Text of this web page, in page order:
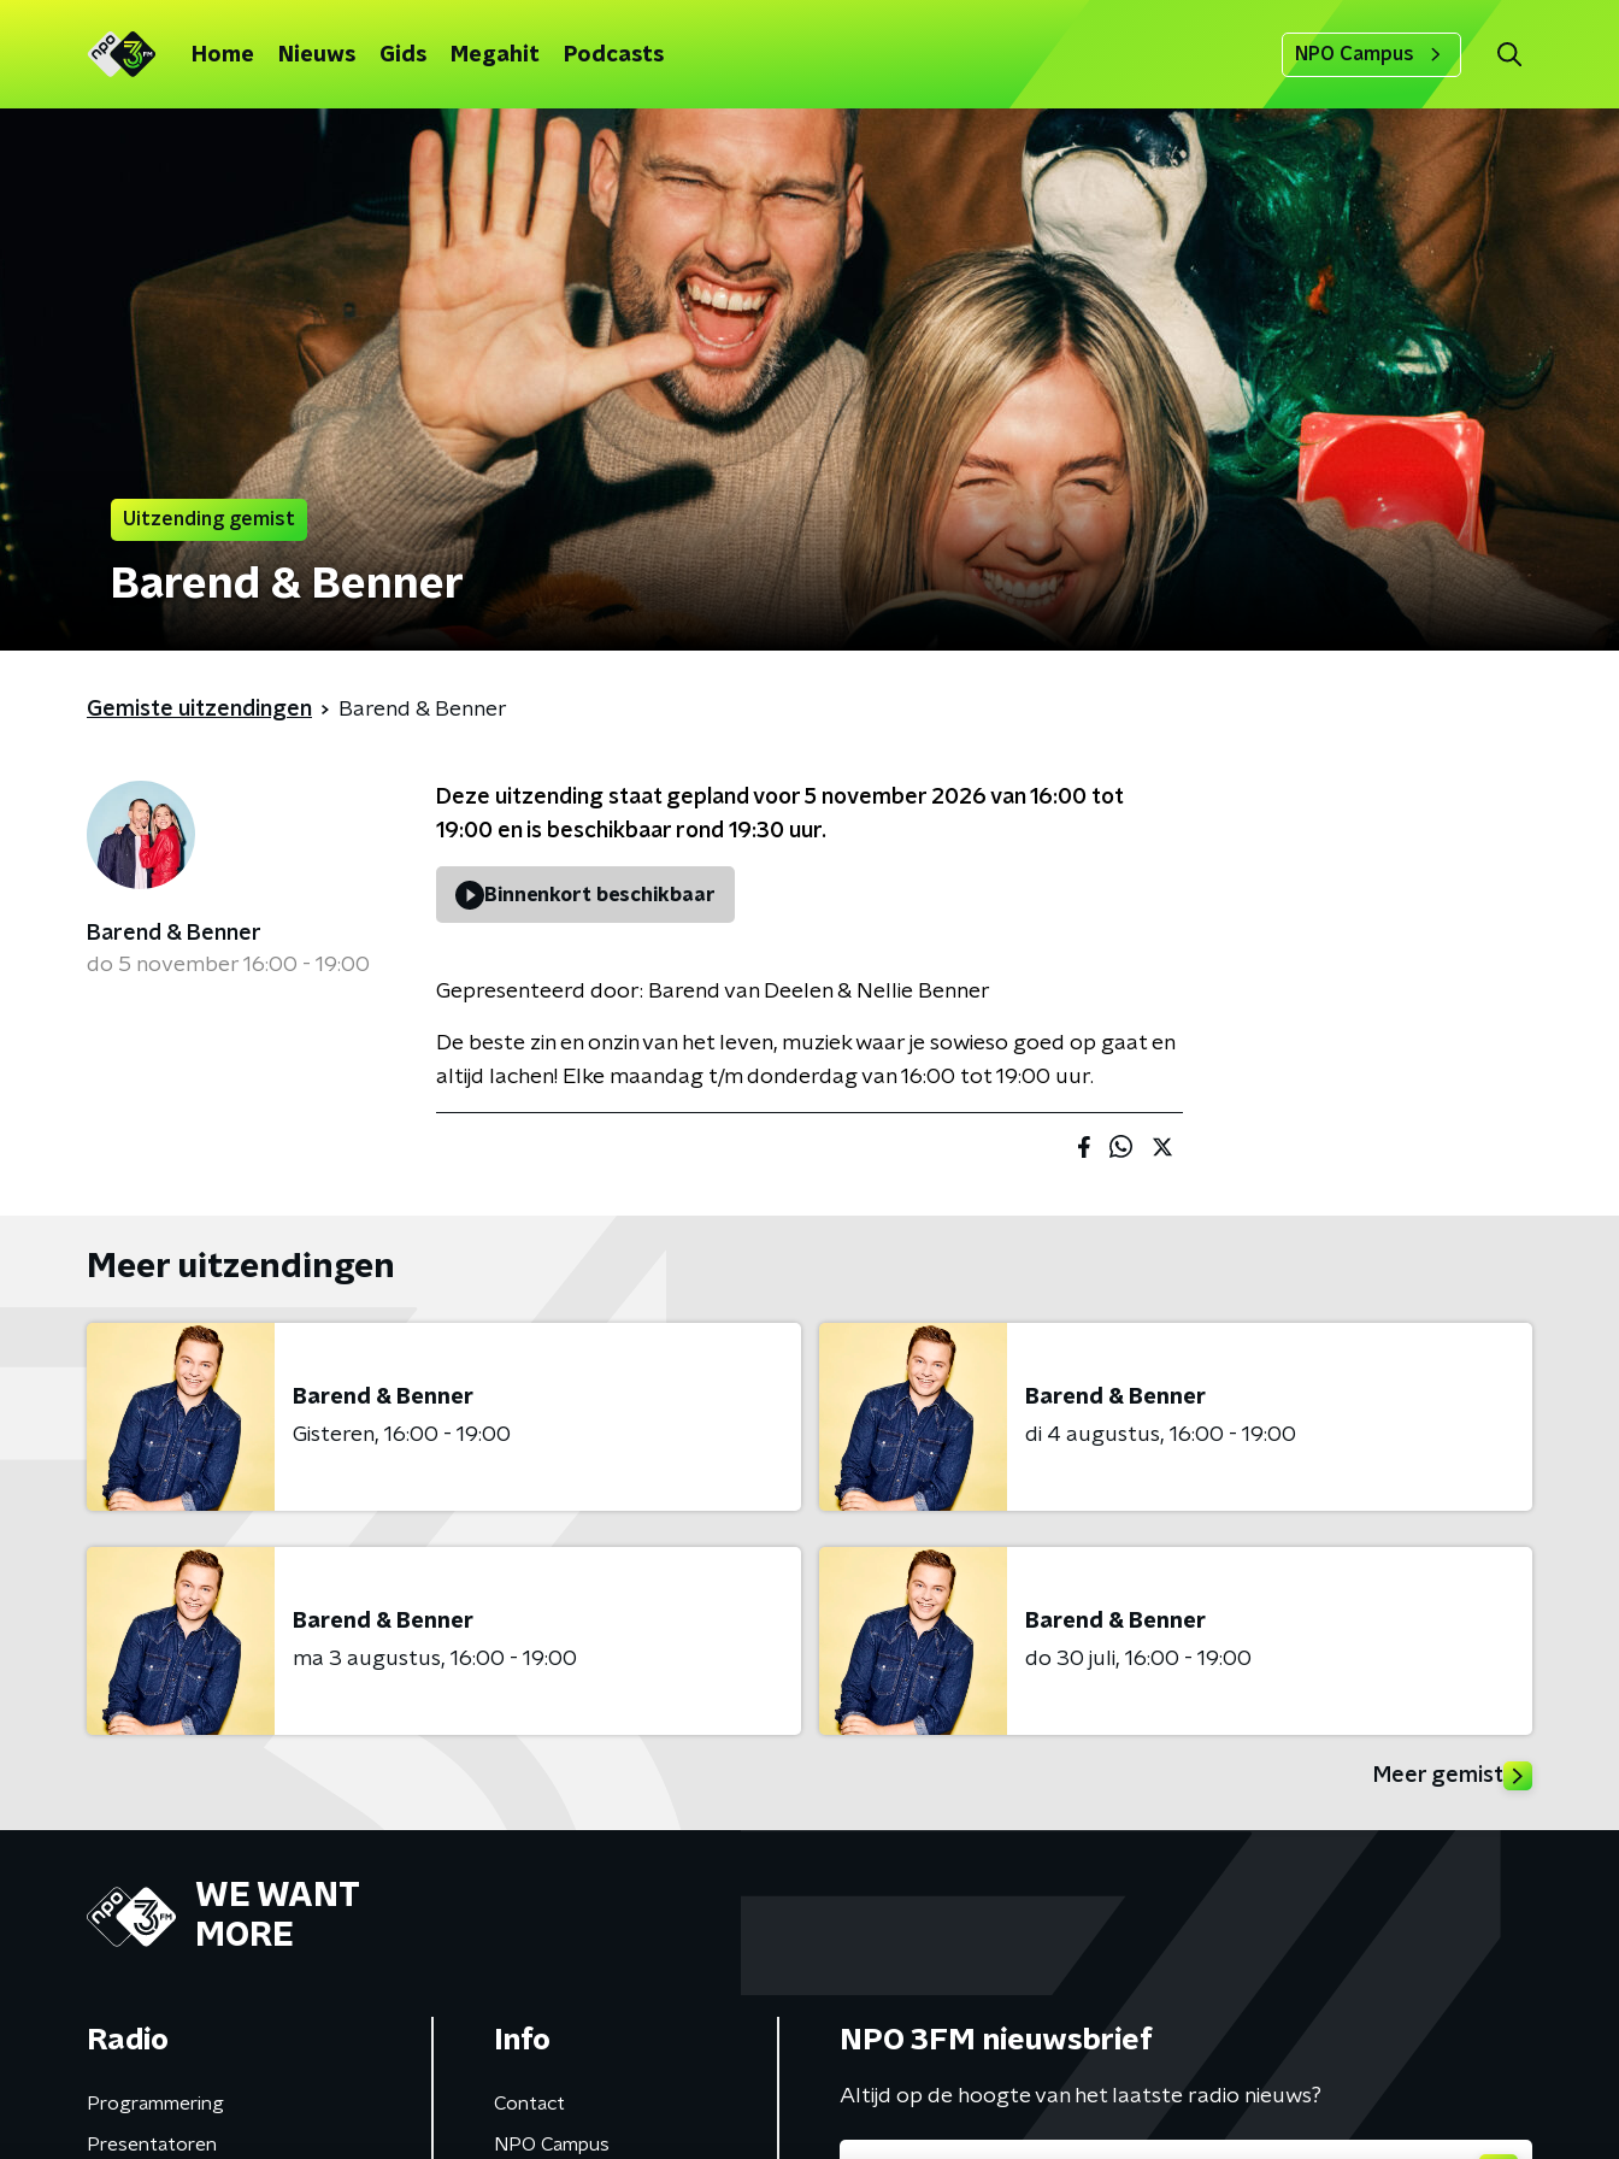
Home Nieuws Gids Megahit Podcasts NPO Campus
Uitzending gemist
Barend & Benner
Gemiste uitzendingen Barend & Benner
Barend & Benner
do 5 november 16:00 - 19:00
Deze uitzending staat gepland voor 5 november 2026 van 16:00 tot
19:00 en is beschikbaar rond 19:30 uur.
Binnenkort beschikbaar
Gepresenteerd door: Barend van Deelen & Nellie Benner
De beste zin en onzin van het leven, muziek waar je sowieso goed op gaat en
altijd lachen! Elke maandag t/m donderdag van 16:00 tot 19:00 uur.
Meer uitzendingen
Barend & Benner
Gisteren 16:00 - 19:00
Barend & Benner
di 4 augustus 16:00 - 19:00
Barend & Benner
ma 3 augustus 16:00 - 19:00
Barend & Benner
do 30 juli 16:00 - 19:00
Meer gemist
WE WANT
MORE
Radio
Programmering
Presentatoren
Info
Contact
NPO Campus
NPO 3FM nieuwsbrief
Altijd op de hoogte van het laatste radio nieuws?